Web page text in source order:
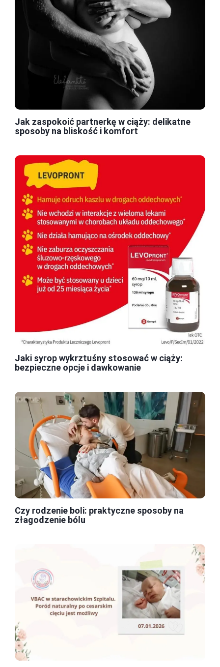
Jak zaspokoić partnerkę w ciąży: delikatne
sposoby na bliskość i komfort
Jaki syrop wykrztuśny stosować w ciąży:
bezpieczne opcje i dawkowanie
Czy rodzenie boli: praktyczne sposoby na
złagodzenie bólu